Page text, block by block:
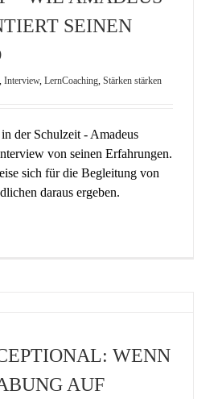
SEINEN
, Interview, LernCoaching, Stärken stärken
der Schulzeit - Amadeus
von seinen Erfahrungen.
sich für die Begleitung von
daraus ergeben.
WENN
AUF